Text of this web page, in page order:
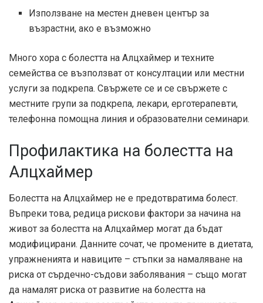
Използване на местен дневен център за
възрастни, ако е възможно
Много хора с болестта на Алцхаймер и техните
семейства се възползват от консултации или местни
услуги за подкрепа. Свържете се и се свържете с
местните групи за подкрепа, лекари, ерготерапевти,
телефонна помощна линия и образователни семинари.
Профилактика на болестта на
Алцхаймер
Болестта на Алцхаймер не е предотвратима болест.
Въпреки това, редица рискови фактори за начина на
живот за болестта на Алцхаймер могат да бъдат
модифицирани. Данните сочат, че промените в диетата,
упражненията и навиците – стъпки за намаляване на
риска от сърдечно-съдови заболявания – също могат
да намалят риска от развитие на болестта на